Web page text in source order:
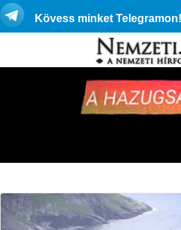
Kövess minket Telegramon!